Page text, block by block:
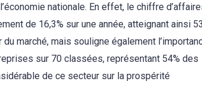
nationale. En effet, le chiffre
de 16,3% sur une année, atteignant ainsi 53
marché, mais souligne également
sur 70 classées, représentant 54% des
de ce secteur sur la prospérité